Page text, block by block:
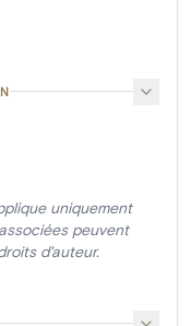
uniquement
peuvent
d'auteur.